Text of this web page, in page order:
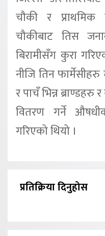
चौकी र प्राथमिक
चौकीबाट तिस
बिरामीसँग कुरा
नीजि तिन
र पाचँ भिन्न
वितरण गर्ने
गरिएको थियो ।
प्रतिक्रिया दिनुहोस